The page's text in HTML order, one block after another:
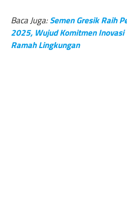
Baca Juga:Semen Gresik Raih
2025, Wujud Komitmen
Ramah Lingkungan